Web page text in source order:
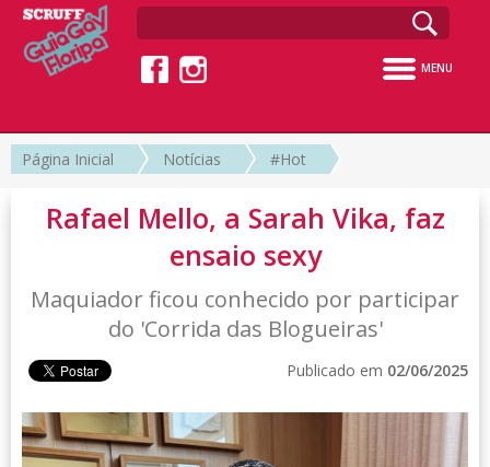
MENU
Página Inicial Notícias #Hot
Rafael Mello, a Sarah Vika, faz
ensaio sexy
Maquiador ficou conhecido por participar
do 'Corrida das Blogueiras'
Publicado em 02/06/2025